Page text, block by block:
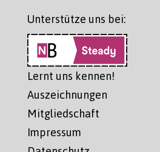
Unterstütze uns bei:
Lernt uns kennen!
Auszeichnungen
Mitgliedschaft
Impressum